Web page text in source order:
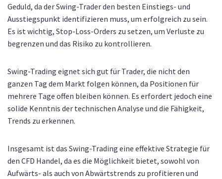
Geduld, da der Swing-Trader den besten Einstiegs- und
Ausstiegspunkt identifizieren muss, um erfolgreich zu sein.
Es ist wichtig, Stop-Loss-Orders zu setzen, um Verluste zu
begrenzen und das Risiko zu kontrollieren.
Swing-Trading eignet sich gut für Trader, die nicht den
ganzen Tag dem Markt folgen können, da Positionen für
mehrere Tage offen bleiben können. Es erfordert jedoch eine
solide Kenntnis der technischen Analyse und die Fähigkeit,
Trends zu erkennen.
Insgesamt ist das Swing-Trading eine effektive Strategie für
den CFD Handel, da es die Möglichkeit bietet, sowohl von
Aufwärts- als auch von Abwärtstrends zu profitieren und